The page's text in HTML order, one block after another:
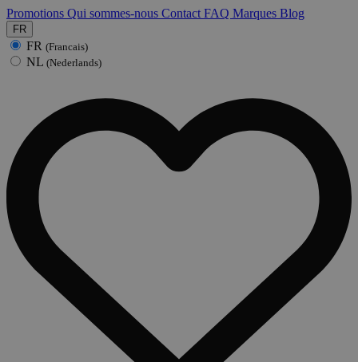
Promotions Qui sommes-nous Contact FAQ Marques Blog
FR
FR (Francais)
NL (Nederlands)